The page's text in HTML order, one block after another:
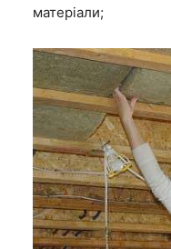
матеріали;